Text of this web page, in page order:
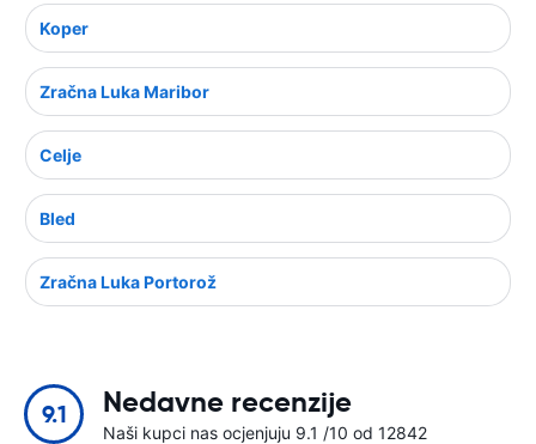
Koper
Zračna Luka Maribor
Celje
Bled
Zračna Luka Portorož
9.1 Nedavne recenzije
Naši kupci nas ocjenjuju 9.1 /10 od 12842